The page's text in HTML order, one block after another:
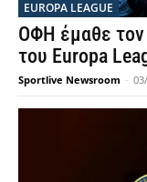
EUROPA LEAGUE
ΟΦΗ έμαθε τον
του Europa
Sportlive Newsroom -